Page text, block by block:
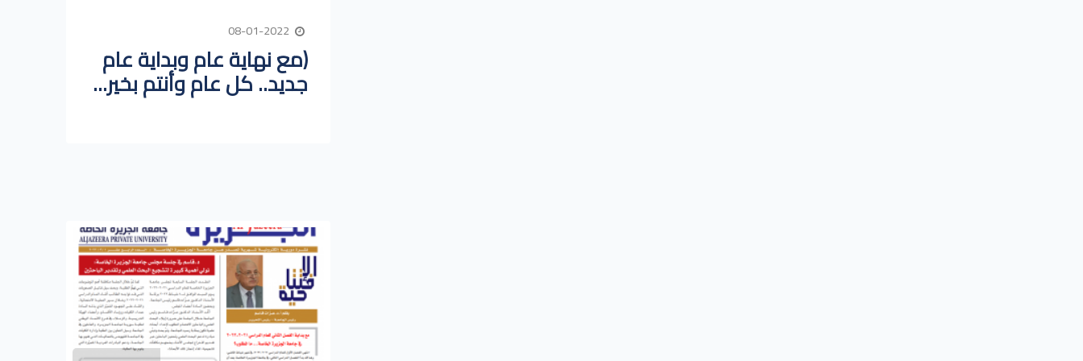
(مع نهاية عام وبداية عام
جديد.. كل عام وأنتم بخير...